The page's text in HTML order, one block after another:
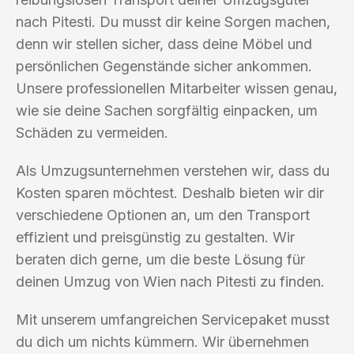
nach Pitesti. Du musst dir keine Sorgen machen,
denn wir stellen sicher, dass deine Möbel und
persönlichen Gegenstände sicher ankommen.
Unsere professionellen Mitarbeiter wissen genau,
wie sie deine Sachen sorgfältig einpacken, um
Schäden zu vermeiden.
Als Umzugsunternehmen verstehen wir, dass du
Kosten sparen möchtest. Deshalb bieten wir dir
verschiedene Optionen an, um den Transport
effizient und preisgünstig zu gestalten. Wir
beraten dich gerne, um die beste Lösung für
deinen Umzug von Wien nach Pitesti zu finden.
Mit unserem umfangreichen Servicepaket musst
du dich um nichts kümmern. Wir übernehmen